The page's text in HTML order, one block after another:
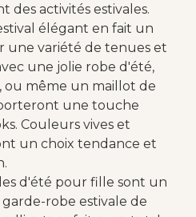
des activités estivales.
élégant en fait un
une variété de tenues et
une jolie robe d'été,
même un maillot de
une touche
Couleurs vives et
un choix tendance et
d'été pour fille sont un
robe estivale de